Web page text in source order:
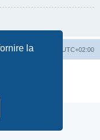
la
Tutti gli orari sono UTC+02:00